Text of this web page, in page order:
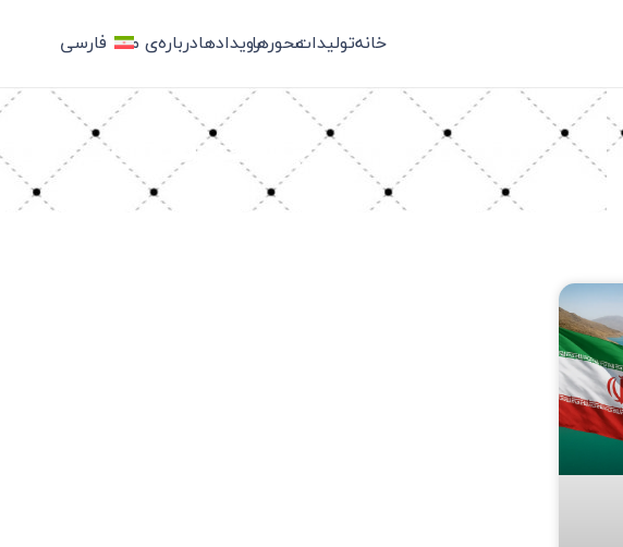
خانهتولیداتمحورهارویدادهادرباره‌ی ما فارسی
برچسب: بحران